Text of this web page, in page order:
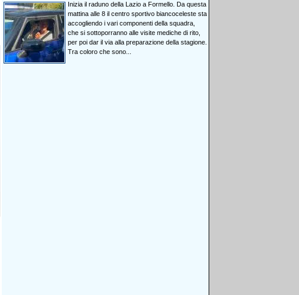
Inizia il raduno della Lazio a Formello. Da questa
mattina alle 8 il centro sportivo biancoceleste sta
accogliendo i vari componenti della squadra,
che si sottoporranno alle visite mediche di rito,
per poi dar il via alla preparazione della stagione.
Tra coloro che sono...